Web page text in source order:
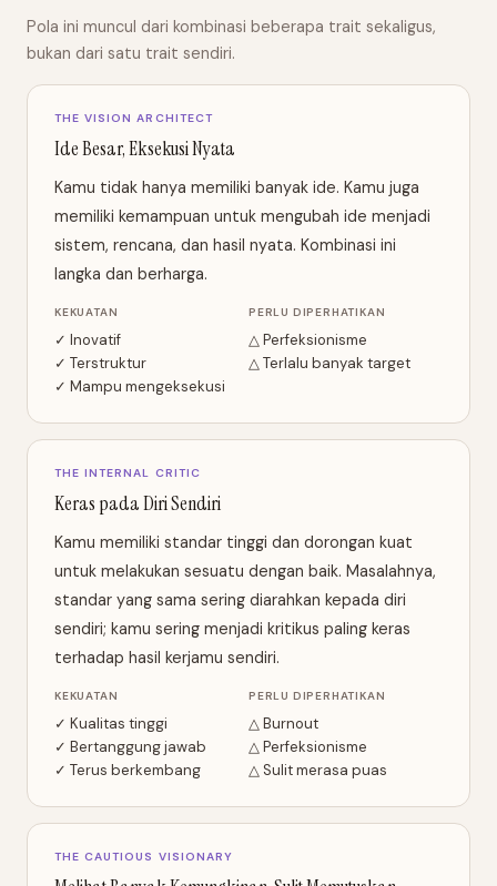
Pola ini muncul dari kombinasi beberapa trait sekaligus,
bukan dari satu trait sendiri.
THE VISION ARCHITECT
Ide Besar, Eksekusi Nyata
Kamu tidak hanya memiliki banyak ide. Kamu juga
memiliki kemampuan untuk mengubah ide menjadi
sistem, rencana, dan hasil nyata. Kombinasi ini
langka dan berharga.
KEKUATAN
✓ Inovatif
✓ Terstruktur
✓ Mampu mengeksekusi
PERLU DIPERHATIKAN
△ Perfeksionisme
△ Terlalu banyak target
THE INTERNAL CRITIC
Keras pada Diri Sendiri
Kamu memiliki standar tinggi dan dorongan kuat
untuk melakukan sesuatu dengan baik. Masalahnya,
standar yang sama sering diarahkan kepada diri
sendiri; kamu sering menjadi kritikus paling keras
terhadap hasil kerjamu sendiri.
KEKUATAN
✓ Kualitas tinggi
✓ Bertanggung jawab
✓ Terus berkembang
PERLU DIPERHATIKAN
△ Burnout
△ Perfeksionisme
△ Sulit merasa puas
THE CAUTIOUS VISIONARY